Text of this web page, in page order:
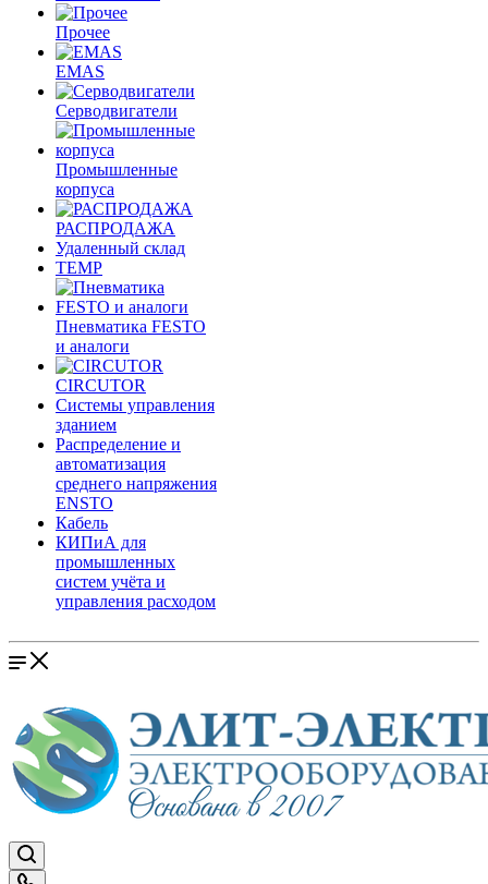
Прочее
EMAS
Cерводвигатели
Промышленные
корпуса
РАСПРОДАЖА
Удаленный склад
TEMP
Пневматика FESTO
и аналоги
CIRCUTOR
Системы управления
зданием
Распределение и
автоматизация
среднего напряжения
ENSTO
Кабель
КИПиА для
промышленных
систем учёта и
управления расходом